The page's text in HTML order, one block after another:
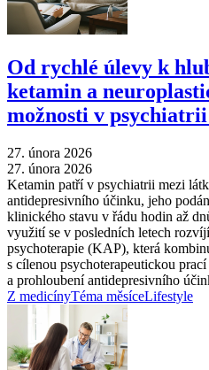
Od rychlé úlevy k
ketamin a
možnosti v
27. února 2026
27. února 2026
Ketamin patří v psychiatrii mezi
antidepresivního účinku, jeho
klinického stavu v řádu hodin až
využití se v posledních letech
psychoterapie (KAP), která
s cílenou psychoterapeutickou
a prohloubení antidepresivního
Z medicínyTéma měsíceLifestyle